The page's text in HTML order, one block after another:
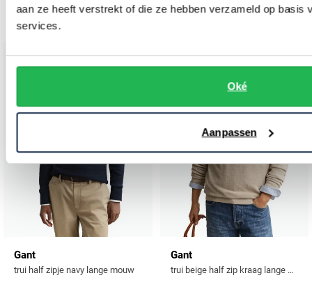
aan ze heeft verstrekt of die ze hebben verzameld op basis
services.
Oké
Aanpassen
€ 129,95 € 103,96
-
€ 149,95€ 119,96
-
Gant
trui half zipje navy lange mouw
Gant
trui beige half zip kraag lange mouw